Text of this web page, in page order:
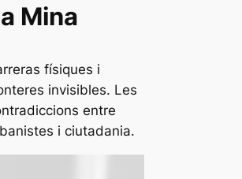
Mina
físiques i
invisibles. Les
entre
i ciutadania.